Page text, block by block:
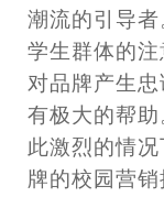
潮流的引导
学生群体的
对品牌产生
有极大的帮
此激烈的情
牌的校园营